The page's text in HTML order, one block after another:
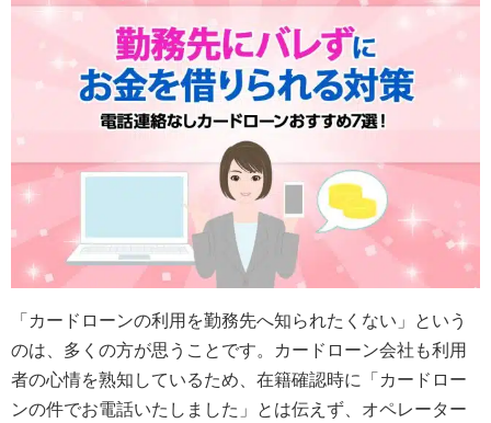
「カードローンの利用を勤務先へ知られたくない」という
のは、多くの方が思うことです。カードローン会社も利用
者の心情を熟知しているため、在籍確認時に「カードロー
ンの件でお電話いたしました」とは伝えず、オペレーター